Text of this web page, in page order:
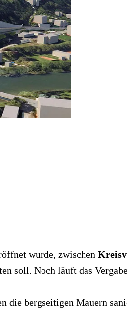
wurde, zwischen
soll. Noch läuft das
die bergseitigen Mauern